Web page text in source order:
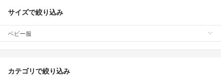
サイズで絞り込み
ベビー服
カテゴリで絞り込み